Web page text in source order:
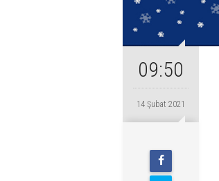
09:50
14 Şubat 2021